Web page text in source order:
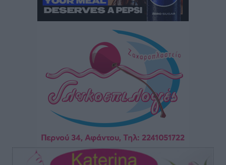
οικογενειακές διακοπές του
Τοπικές Ειδήσεις• πριν 14 ώρες
Ο γεωεντοπισμός μέσω 112 «έσωσε» Δανό περιπατητή
Τοπικές Ειδήσεις• πριν 14 ώρες
Σύμη: Ανασύρθηκε σορός άνδρα – Εξετάζεται αν είναι
ο 8ος Γερμανός που αγνοούνταν μετά την παράσυρσή
Τοπικές Ειδήσεις• πριν 14 ώρες